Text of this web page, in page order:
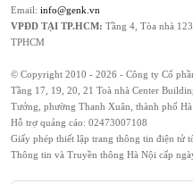
Email: info@genk.vn
VPĐD TẠI TP.HCM: Tầng 4, Tòa nhà
TPHCM
© Copyright 2010 - 2026 - Công ty Cổ
Tầng 17, 19, 20, 21 Toà nhà Center
Tưởng, phường Thanh Xuân, thành phố
Hỗ trợ quảng cáo: 02473007108
Giấy phép thiết lập trang thông tin điện tử
Thông tin và Truyền thông Hà Nội cấp